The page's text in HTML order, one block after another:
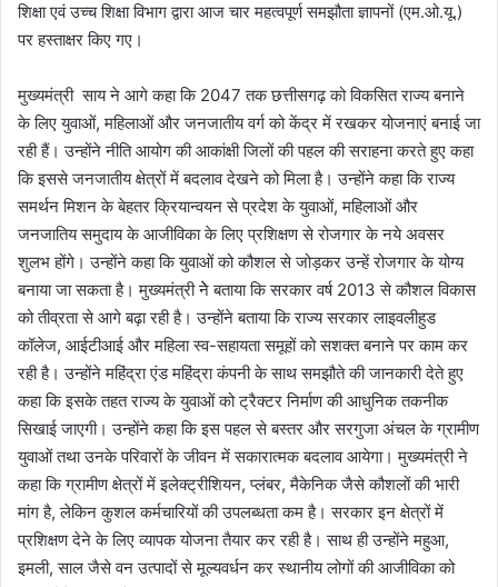
शिक्षा एवं उच्च शिक्षा विभाग द्वारा आज चार महत्वपूर्ण समझौता ज्ञापनों (एम.ओ.यू.)
पर हस्ताक्षर किए गए।
मुख्यमंत्री साय ने आगे कहा कि 2047 तक छत्तीसगढ़ को विकसित राज्य बनाने
के लिए युवाओं, महिलाओं और जनजातीय वर्ग को केंद्र में रखकर योजनाएं बनाई जा
रही हैं। उन्होंने नीति आयोग की आकांक्षी जिलों की पहल की सराहना करते हुए कहा
कि इससे जनजातीय क्षेत्रों में बदलाव देखने को मिला है। उन्होंने कहा कि राज्य
समर्थन मिशन के बेहतर क्रियान्वयन से प्रदेश के युवाओं, महिलाओं और
जनजातिय समुदाय के आजीविका के लिए प्रशिक्षण से रोजगार के नये अवसर
शुलभ होंगे। उन्होंने कहा कि युवाओं को कौशल से जोड़कर उन्हें रोजगार के योग्य
बनाया जा सकता है। मुख्यमंत्री नेे बताया कि सरकार वर्ष 2013 से कौशल विकास
को तीव्रता से आगे बढ़ा रही है। उन्होंने बताया कि राज्य सरकार लाइवलीहुड
कॉलेज, आईटीआई और महिला स्व-सहायता समूहों को सशक्त बनाने पर काम कर
रही है। उन्होंने महिंद्रा एंड महिंद्रा कंपनी के साथ समझौते की जानकारी देते हुए
कहा कि इसके तहत राज्य के युवाओं को ट्रैक्टर निर्माण की आधुनिक तकनीक
सिखाई जाएगी। उन्होंने कहा कि इस पहल से बस्तर और सरगुजा अंचल के ग्रामीण
युवाओं तथा उनके परिवारों के जीवन में सकारात्मक बदलाव आयेगा। मुख्यमंत्री ने
कहा कि ग्रामीण क्षेत्रों में इलेक्ट्रीशियन, प्लंबर, मैकेनिक जैसे कौशलों की भारी
मांग है, लेकिन कुशल कर्मचारियों की उपलब्धता कम है। सरकार इन क्षेत्रों में
प्रशिक्षण देने के लिए व्यापक योजना तैयार कर रही है। साथ ही उन्होंने महुआ,
इमली, साल जैसे वन उत्पादों से मूल्यवर्धन कर स्थानीय लोगों की आजीविका को